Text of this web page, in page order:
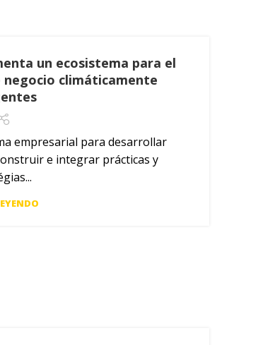
un ecosistema para el
climáticamente
empresarial para desarrollar
e integrar prácticas y